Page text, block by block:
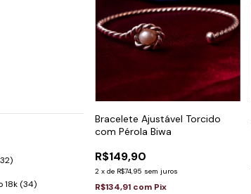
18k (34)
Bracelete Ajustável Torcido
com Pérola Biwa
R$149,90
2 xde R$74,95 sem juros
R$134,91 com Pix